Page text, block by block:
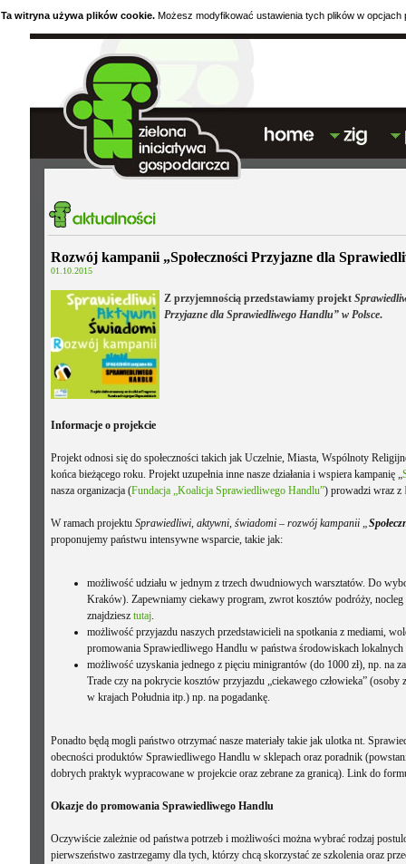
Ta witryna używa plików cookie. Możesz modyfikować ustawienia tych plików w opcjach
Rozwój kampanii „Społeczności Przyjazne dla
01.10.2015
Z przyjemnością przedstawiamy projekt
Przyjazne dla Sprawiedliwego Handlu” w Polsce.
Informacje o projekcie
Projekt odnosi się do społeczności takich jak Uczelnie, Miasta, Wspólnoty
końca bieżącego roku. Projekt uzupełnia inne nasze działania i wspiera kampanię „
nasza organizacja (Fundacja „Koalicja Sprawiedliwego Handlu”) prowadzi wraz z
W ramach projektu Sprawiedliwi, aktywni, świadomi – rozwój kampanii „
proponujemy państwu intensywne wsparcie, takie jak:
możliwość udziału w jednym z trzech dwudniowych warsztatów. Do
Kraków). Zapewniamy ciekawy program, zwrot kosztów podróży,
znajdziesz tutaj.
możliwość przyjazdu naszych przedstawicieli na spotkania z mediami,
promowania Sprawiedliwego Handlu w państwa środowiskach
możliwość uzyskania jednego z pięciu minigrantów (do 1000 zł), np. na
Trade czy na pokrycie kosztów przyjazdu „ciekawego człowieka”
w krajach Południa itp.) np. na pogadankę.
Ponadto będą mogli państwo otrzymać nasze materiały takie jak ulotka nt.
obecności produktów Sprawiedliwego Handlu w sklepach oraz poradnik
dobrych praktyk wypracowane w projekcie oraz zebrane za granicą). Link do
Okazje do promowania Sprawiedliwego Handlu
Oczywiście zależnie od państwa potrzeb i możliwości można wybrać rodzaj
pierwszeństwo zastrzegamy dla tych, którzy chcą skorzystać ze szkolenia oraz